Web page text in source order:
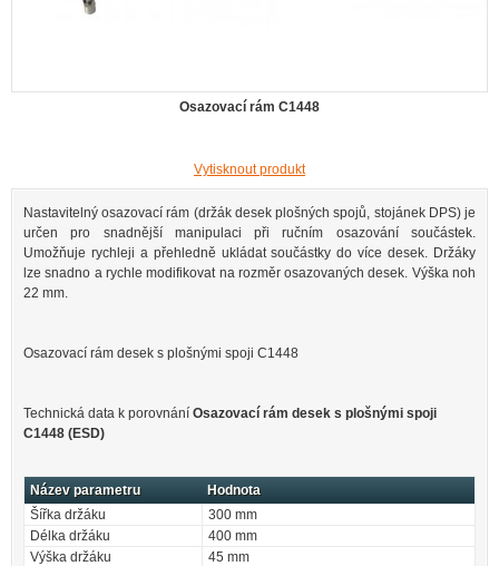
Osazovací rám C1448
Vytisknout produkt
Nastavitelný osazovací rám (držák desek plošných spojů, stojánek DPS) je
určen pro snadnější manipulaci při ručním osazování součástek.
Umožňuje rychleji a přehledně ukládat součástky do více desek. Držáky
lze snadno a rychle modifikovat na rozměr osazovaných desek. Výška noh
22 mm.
Osazovací rám desek s plošnými spoji C1448
Technická data k porovnání Osazovací rám desek s plošnými spoji
C1448 (ESD)
Název parametru
Hodnota
Šířka držáku
300 mm
Délka držáku
400 mm
Výška držáku
45 mm